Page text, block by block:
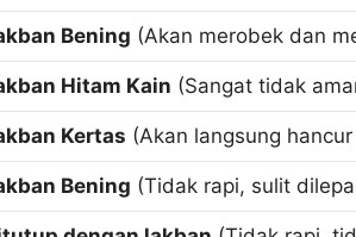
Bening (Akan merobek dan
Hitam Kain (Sangat tidak
Kertas (Akan langsung
Bening (Tidak rapi, sulit